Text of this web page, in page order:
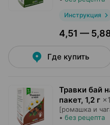
Инструкция
4,51 —
Где купить
Травки бай
пакет, 1,2 г ×
[ромашка и
• без рецепта